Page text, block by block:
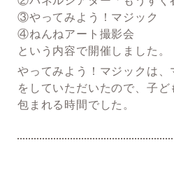
③やってみよう！マジック
④ねんねアート撮影会
という内容で開催しました。
やってみよう！マジックは、
をしていただいたので、子
包まれる時間でした。